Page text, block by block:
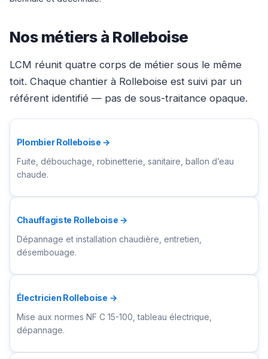
Nos métiers à Rolleboise
LCM réunit quatre corps de métier sous le même
toit. Chaque chantier à Rolleboise est suivi par un
référent identifié — pas de sous-traitance opaque.
Plombier Rolleboise →
Fuite, débouchage, robinetterie, sanitaire, ballon d’eau
chaude.
Chauffagiste Rolleboise →
Dépannage et installation chaudière, entretien,
désembouage.
Électricien Rolleboise →
Mise aux normes NF C 15-100, tableau électrique,
dépannage.